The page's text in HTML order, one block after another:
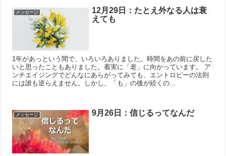
メッセージ
12月29日：たとえ外なる人は衰
えても
1年があっという間で、いろいろありました。時間をあの前に戻した
いと思ったこともありました。着実に「老」に向かっています。 ア
ンチエイジングでどんなにあらがってみても、エントロピーの法則
には誰も逆らえません。しかし、「も」の後が続くの...
メッセージ 9月26日：信じるってなんだ